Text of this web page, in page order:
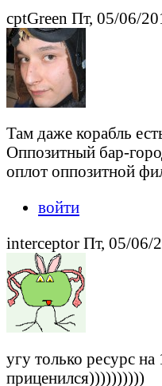
cptGreen Пт, 05/06/
Там даже корабль
Оппозитный бар-
оплот оппозитной
войти
interceptor Пт, 05/06/
угу только ресурс
приценился))))))))))